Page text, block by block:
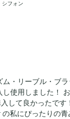
シフォン
ム・リーブル・ブ
し使用しました！
して良かったです
の私にぴったりの